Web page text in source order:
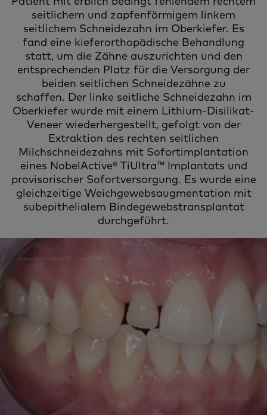
seitlichem und zapfenförmigem linkem
seitlichem Schneidezahn im Oberkiefer. Es
fand eine kieferorthopädische Behandlung
statt, um die Zähne auszurichten und den
entsprechenden Platz für die Versorgung der
beiden seitlichen Schneidezähne zu
schaffen. Der linke seitliche Schneidezahn im
Oberkiefer wurde mit einem Lithium-Disilikat-
Veneer wiederhergestellt, gefolgt von der
Extraktion des rechten seitlichen
Milchschneidezahns mit Sofortimplantation
eines NobelActive® TiUltra™ Implantats und
provisorischer Sofortversorgung. Es wurde eine
gleichzeitige Weichgewebsaugmentation mit
subepithelialem Bindegewebstransplantat
durchgeführt.